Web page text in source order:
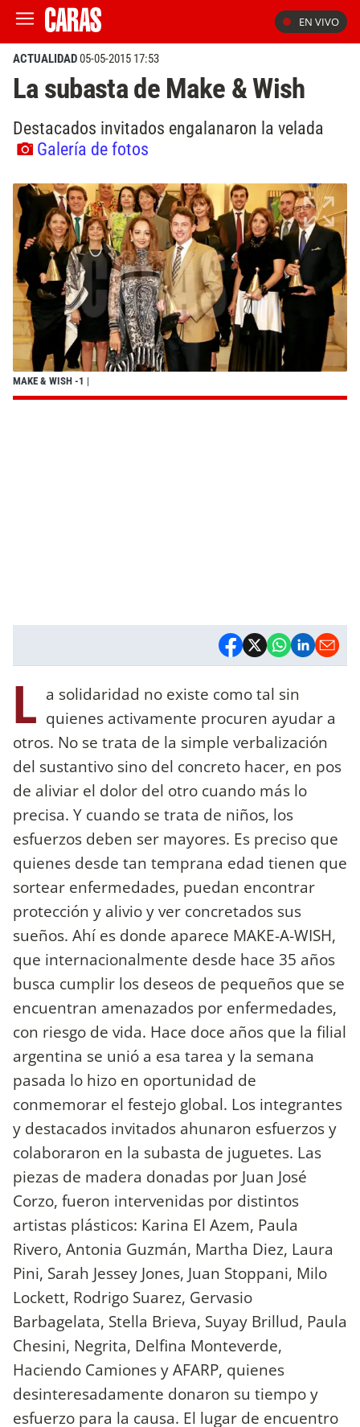
EN VIVO
ACTUALIDAD05-05-2015 17:53
La subasta de Make & Wish
Destacados invitados engalanaron la velada
Galería de fotos
MAKE & WISH -1 |
L a solidaridad no existe como tal sin
quienes activamente procuren ayudar a
otros. No se trata de la simple verbalización
del sustantivo sino del concreto hacer, en pos
de aliviar el dolor del otro cuando más lo
precisa. Y cuando se trata de niños, los
esfuerzos deben ser mayores. Es preciso que
quienes desde tan temprana edad tienen que
sortear enfermedades, puedan encontrar
protección y alivio y ver concretados sus
sueños. Ahí es donde aparece MAKE-A-WISH,
que internacionalmente desde hace 35 años
busca cumplir los deseos de pequeños que se
encuentran amenazados por enfermedades,
con riesgo de vida. Hace doce años que la filial
argentina se unió a esa tarea y la semana
pasada lo hizo en oportunidad de
conmemorar el festejo global. Los integrantes
y destacados invitados ahunaron esfuerzos y
colaboraron en la subasta de juguetes. Las
piezas de madera donadas por Juan José
Corzo, fueron intervenidas por distintos
artistas plásticos: Karina El Azem, Paula
Rivero, Antonia Guzmán, Martha Diez, Laura
Pini, Sarah Jessey Jones, Juan Stoppani, Milo
Lockett, Rodrigo Suarez, Gervasio
Barbagelata, Stella Brieva, Suyay Brillud, Paula
Chesini, Negrita, Delfina Monteverde,
Haciendo Camiones y AFARP, quienes
desinteresadamente donaron su tiempo y
esfuerzo para la causa. El lugar de encuentro